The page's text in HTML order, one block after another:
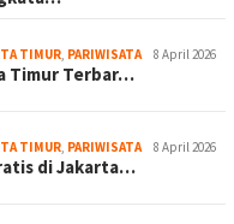
TIMUR, PARIWISATA 8 April 2026
Timur Terbar…
TIMUR, PARIWISATA 8 April 2026
di Jakarta…